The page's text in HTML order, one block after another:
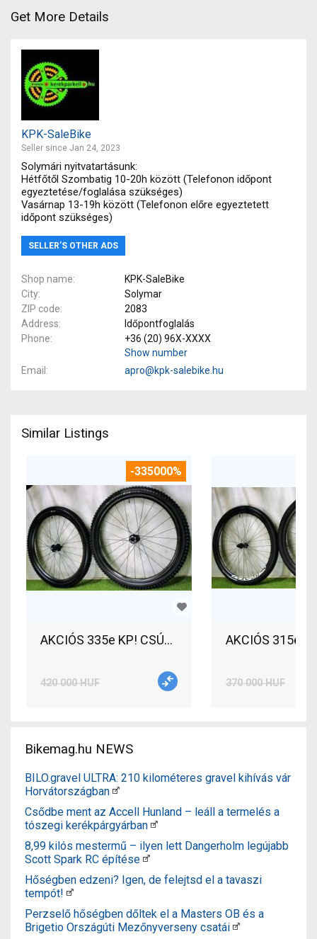
Get More Details
KPK-SaleBike
Seller since Jan 24, 2023
Solymári nyitvatartásunk:
Hétfőtől Szombatig 10-20h között (Telefonon időpont
egyeztetése/foglalása szükséges)
Vasárnap 13-19h között (Telefonon előre egyeztetett
időpont szükséges)
SELLER’S OTHER ADS
Shop name
KPK-SaleBike
City
Solymar
ZIP code
2083
Address
Időpontfoglalás
Phone
+36 (20) 96X-XXXX
Show number
Email
apro@kpk-salebike.hu
Similar Listings
-335000%
420 000 HUF
AKCIÓS 315e
370 000 HUF
Bikemag.hu NEWS
BILO.gravel ULTRA: 210 kilométeres gravel kihívás vár
Horvátországban
Csődbe ment az Accell Hunland – leáll a termelés a
tószegi kerékpárgyárban
8,99 kilós mestermű – ilyen lett Dangerholm legújabb
Scott Spark RC építése
Hőségben edzeni? Igen, de felejtsd el a tavaszi
tempót!
Perzselő hőségben dőltek el a Masters OB és a
Brigetio Országúti Mezőnyverseny csatái